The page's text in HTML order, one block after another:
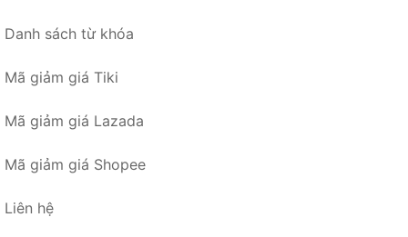
Danh sách từ khóa
Mã giảm giá Tiki
Mã giảm giá Lazada
Mã giảm giá Shopee
Liên hệ